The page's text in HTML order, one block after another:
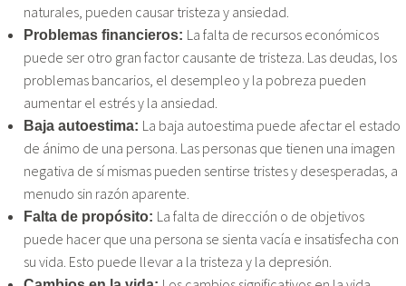
naturales, pueden causar tristeza y ansiedad.
Problemas financieros: La falta de recursos económicos
puede ser otro gran factor causante de tristeza. Las deudas, los
problemas bancarios, el desempleo y la pobreza pueden
aumentar el estrés y la ansiedad.
Baja autoestima: La baja autoestima puede afectar el estado
de ánimo de una persona. Las personas que tienen una imagen
negativa de sí mismas pueden sentirse tristes y desesperadas, a
menudo sin razón aparente.
Falta de propósito: La falta de dirección o de objetivos
puede hacer que una persona se sienta vacía e insatisfecha con
su vida. Esto puede llevar a la tristeza y la depresión.